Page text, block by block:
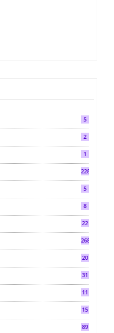
5
2
1
2286
5
8
22
268
20
31
11
15
89